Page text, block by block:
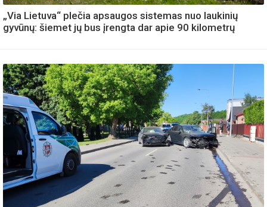
„Via Lietuva“ plečia apsaugos sistemas nuo laukinių
gyvūnų: šiemet jų bus įrengta dar apie 90 kilometrų